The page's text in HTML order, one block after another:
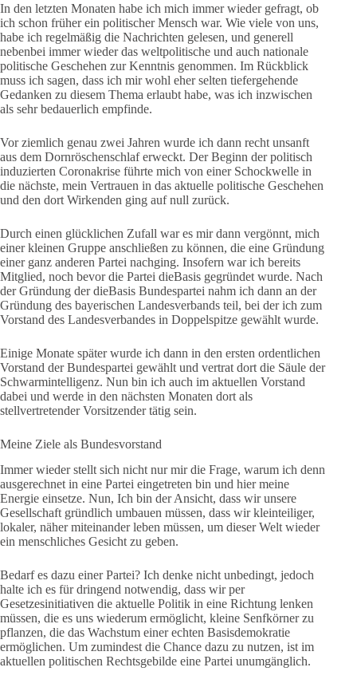
In den letzten Monaten habe ich mich immer wieder gefragt, ob
ich schon früher ein politischer Mensch war. Wie viele von uns,
habe ich regelmäßig die Nachrichten gelesen, und generell
nebenbei immer wieder das weltpolitische und auch nationale
politische Geschehen zur Kenntnis genommen. Im Rückblick
muss ich sagen, dass ich mir wohl eher selten tiefergehende
Gedanken zu diesem Thema erlaubt habe, was ich inzwischen
als sehr bedauerlich empfinde.
Vor ziemlich genau zwei Jahren wurde ich dann recht unsanft
aus dem Dornröschenschlaf erweckt. Der Beginn der politisch
induzierten Coronakrise führte mich von einer Schockwelle in
die nächste, mein Vertrauen in das aktuelle politische Geschehen
und den dort Wirkenden ging auf null zurück.
Durch einen glücklichen Zufall war es mir dann vergönnt, mich
einer kleinen Gruppe anschließen zu können, die eine Gründung
einer ganz anderen Partei nachging. Insofern war ich bereits
Mitglied, noch bevor die Partei dieBasis gegründet wurde. Nach
der Gründung der dieBasis Bundespartei nahm ich dann an der
Gründung des bayerischen Landesverbands teil, bei der ich zum
Vorstand des Landesverbandes in Doppelspitze gewählt wurde.
Einige Monate später wurde ich dann in den ersten ordentlichen
Vorstand der Bundespartei gewählt und vertrat dort die Säule der
Schwarmintelligenz. Nun bin ich auch im aktuellen Vorstand
dabei und werde in den nächsten Monaten dort als
stellvertretender Vorsitzender tätig sein.
Meine Ziele als Bundesvorstand
Immer wieder stellt sich nicht nur mir die Frage, warum ich denn
ausgerechnet in eine Partei eingetreten bin und hier meine
Energie einsetze. Nun, Ich bin der Ansicht, dass wir unsere
Gesellschaft gründlich umbauen müssen, dass wir kleinteiliger,
lokaler, näher miteinander leben müssen, um dieser Welt wieder
ein menschliches Gesicht zu geben.
Bedarf es dazu einer Partei? Ich denke nicht unbedingt, jedoch
halte ich es für dringend notwendig, dass wir per
Gesetzesinitiativen die aktuelle Politik in eine Richtung lenken
müssen, die es uns wiederum ermöglicht, kleine Senfkörner zu
pflanzen, die das Wachstum einer echten Basisdemokratie
ermöglichen. Um zumindest die Chance dazu zu nutzen, ist im
aktuellen politischen Rechtsgebilde eine Partei unumgänglich.